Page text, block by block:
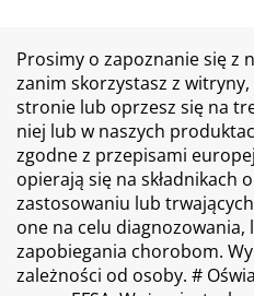
Prosimy o zapoznanie się z
zanim skorzystasz z
stronie lub oprzesz się na
niej lub w naszych
zgodne z przepisami
opierają się na składnikach
zastosowaniu lub
one na celu diagnozowania,
zapobiegania chorobom.
zależności od osoby. #